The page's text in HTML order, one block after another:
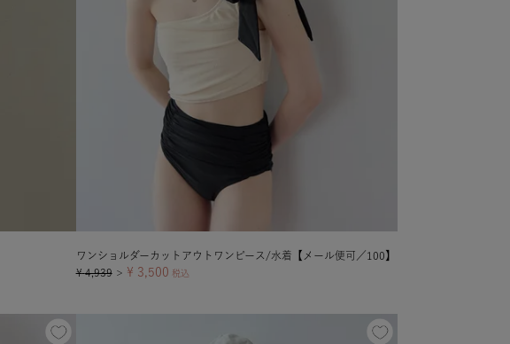
ワンショルダーカットアウトワンピース/水着【メール便可／100】
¥ 4,939 ＞ ¥ 3,500 税込